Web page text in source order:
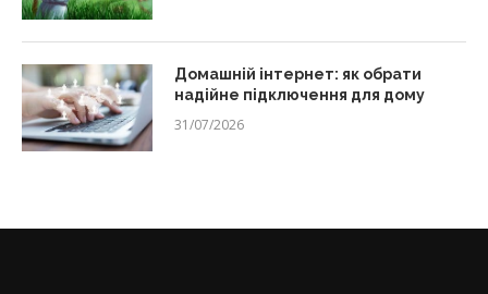
Домашній інтернет: як обрати
надійне підключення для дому
31/07/2026